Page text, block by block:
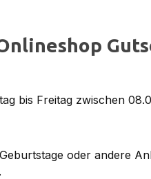
bis Freitag zwischen
oder andere